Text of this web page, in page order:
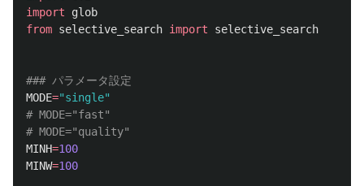
import
glob
from selective_search import selective_search
MODE="single"
# MODE="fast"
MINH=100
MINW=100